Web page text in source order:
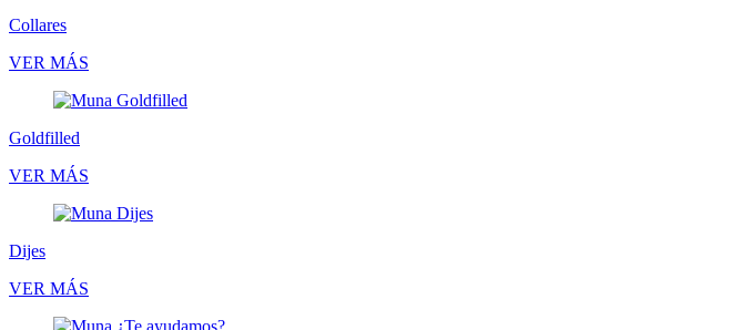
Collares
VER MÁS
Goldfilled
VER MÁS
Dijes
VER MÁS